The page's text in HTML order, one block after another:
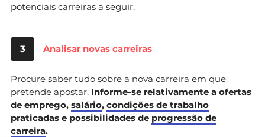
potenciais carreiras a seguir.
3 Analisar novas carreiras
Procure saber tudo sobre a nova carreira em que
pretende apostar. Informe-se relativamente a ofertas
de emprego, salário, condições de trabalho
praticadas e possibilidades de progressão de
carreira.